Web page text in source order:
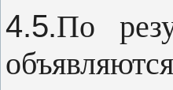
4.5.По